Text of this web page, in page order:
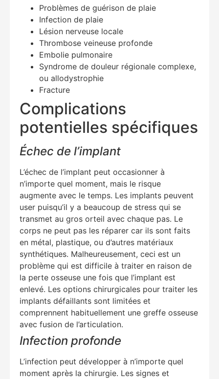
Problèmes de guérison de plaie
Infection de plaie
Lésion nerveuse locale
Thrombose veineuse profonde
Embolie pulmonaire
Syndrome de douleur régionale complexe,
ou allodystrophie
Fracture
Complications
potentielles spécifiques
Échec de l’implant
L’échec de l’implant peut occasionner à
n’importe quel moment, mais le risque
augmente avec le temps. Les implants peuvent
user puisqu’il y a beaucoup de stress qui se
transmet au gros orteil avec chaque pas. Le
corps ne peut pas les réparer car ils sont faits
en métal, plastique, ou d’autres matériaux
synthétiques. Malheureusement, ceci est un
problème qui est difficile à traiter en raison de
la perte osseuse une fois que l’implant est
enlevé. Les options chirurgicales pour traiter les
implants défaillants sont limitées et
comprennent habituellement une greffe osseuse
avec fusion de l’articulation.
Infection profonde
L’infection peut développer à n’importe quel
moment après la chirurgie. Les signes et